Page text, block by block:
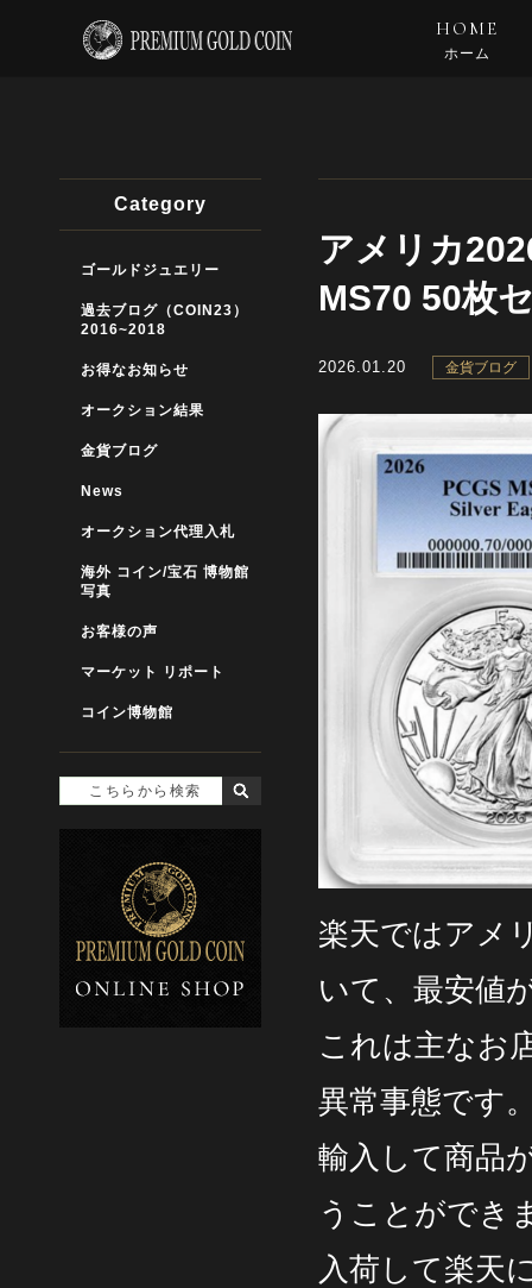
HOME
ホーム
アメリカ
MS70 50枚
2026.01.20 金貨ブログ
楽天ではアメ
いて、最安値
これは主なお
異常事態です
輸入して商品
うことができ
入荷して楽天
Category
ゴールドジュエリー
過去ブログ（COIN23）
2016~2018
お得なお知らせ
オークション結果
金貨ブログ
News
オークション代理入札
海外 コイン/宝石 博物館
写真
お客様の声
マーケット リポート
コイン博物館